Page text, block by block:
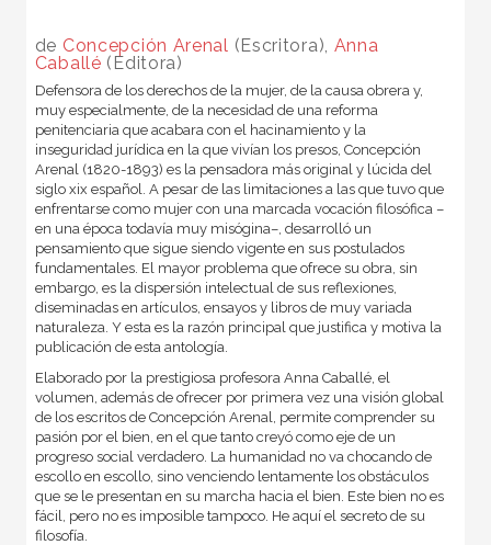
de Concepción Arenal (Escritora), Anna
Caballé (Editora)
Defensora de los derechos de la mujer, de la causa obrera y,
muy especialmente, de la necesidad de una reforma
penitenciaria que acabara con el hacinamiento y la
inseguridad jurídica en la que vivían los presos, Concepción
Arenal (1820-1893) es la pensadora más original y lúcida del
siglo xix español. A pesar de las limitaciones a las que tuvo que
enfrentarse como mujer con una marcada vocación filosófica –
en una época todavía muy misógina–, desarrolló un
pensamiento que sigue siendo vigente en sus postulados
fundamentales. El mayor problema que ofrece su obra, sin
embargo, es la dispersión intelectual de sus reflexiones,
diseminadas en artículos, ensayos y libros de muy variada
naturaleza. Y esta es la razón principal que justifica y motiva la
publicación de esta antología.
Elaborado por la prestigiosa profesora Anna Caballé, el
volumen, además de ofrecer por primera vez una visión global
de los escritos de Concepción Arenal, permite comprender su
pasión por el bien, en el que tanto creyó como eje de un
progreso social verdadero. La humanidad no va chocando de
escollo en escollo, sino venciendo lentamente los obstáculos
que se le presentan en su marcha hacia el bien. Este bien no es
fácil, pero no es imposible tampoco. He aquí el secreto de su
filosofía.